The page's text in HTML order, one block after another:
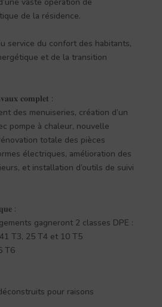
de la résidence.
service du confort des habitants,
et de la transition
𝐜𝐨𝐦𝐩𝐥𝐞𝐭 :
des menuiseries, création d’un
pompe à chaleur, nouvelle
totale des pièces
électriques, amélioration des
et installation d’outils de suivi
:
gagneront 2 classes DPE :
T3, 25 T4 et 10 T5
T6
pour raisons